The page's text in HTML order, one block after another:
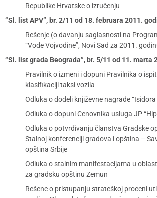
Republike Hrvatske o izručenju
“Sl. list APV”, br. 2/11 od 18. februara 2011.
Rešenje (o davanju saglasnosti na
“Vode Vojvodine”, Novi Sad za 2011.
“Sl. list grada Beograda”, br. 5/11 od 11. marta
Pravilnik o izmeni i dopuni Pravilnika o
klasifikaciji taksi vozila
Odluka o dodeli književne nagrade “Isidora
Odluka o dopuni Cenovnika usluga JP
Odluka o potvrđivanju članstva Gradske
Stalnoj konferenciji gradova i opština –
opština Srbije
Odluka o stalnim manifestacijama u
za gradsku opštinu Zemun
Rešene o pristupanju strateškoj proceni